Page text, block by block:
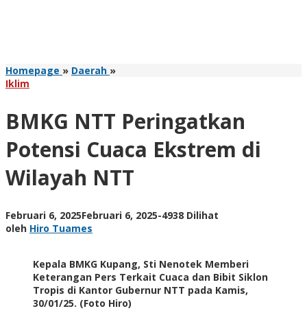
Homepage » Daerah »BMKG
Cuaca
di
Wilayah
NTT
Iklim
BMKG NTT Peringatkan
Potensi Cuaca Ekstrem di
Wilayah NTT
Februari 6, 2025Februari 6, 2025oleh
-4938 Dilihat
oleh Hiro Tuames
Kepala BMKG Kupang, Sti Nenotek Memberi
Keterangan Pers Terkait Cuaca dan Bibit Siklon
Tropis di Kantor Gubernur NTT pada Kamis,
30/01/25. (Foto Hiro)